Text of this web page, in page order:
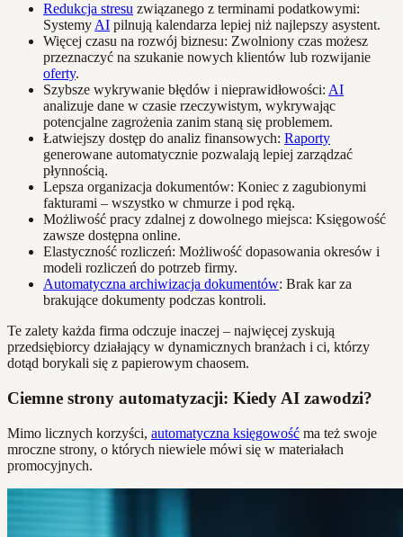
Redukcja stresu związanego z terminami podatkowymi:
Systemy AI pilnują kalendarza lepiej niż najlepszy asystent.
Więcej czasu na rozwój biznesu: Zwolniony czas możesz
przeznaczyć na szukanie nowych klientów lub rozwijanie
oferty.
Szybsze wykrywanie błędów i nieprawidłowości: AI
analizuje dane w czasie rzeczywistym, wykrywając
potencjalne zagrożenia zanim staną się problemem.
Łatwiejszy dostęp do analiz finansowych: Raporty
generowane automatycznie pozwalają lepiej zarządzać
płynnością.
Lepsza organizacja dokumentów: Koniec z zagubionymi
fakturami – wszystko w chmurze i pod ręką.
Możliwość pracy zdalnej z dowolnego miejsca: Księgowość
zawsze dostępna online.
Elastyczność rozliczeń: Możliwość dopasowania okresów i
modeli rozliczeń do potrzeb firmy.
Automatyczna archiwizacja dokumentów: Brak kar za
brakujące dokumenty podczas kontroli.
Te zalety każda firma odczuje inaczej – najwięcej zyskują
przedsiębiorcy działający w dynamicznych branżach i ci, którzy
dotąd borykali się z papierowym chaosem.
Ciemne strony automatyzacji: Kiedy AI zawodzi?
Mimo licznych korzyści, automatyczna księgowość ma też swoje
mroczne strony, o których niewiele mówi się w materiałach
promocyjnych.